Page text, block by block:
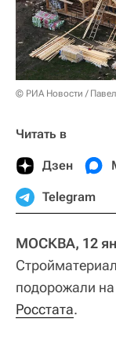
© РИА Новости /
Читать в
Дзен
Telegram
МОСКВА, 12
подорожали
Росстата.